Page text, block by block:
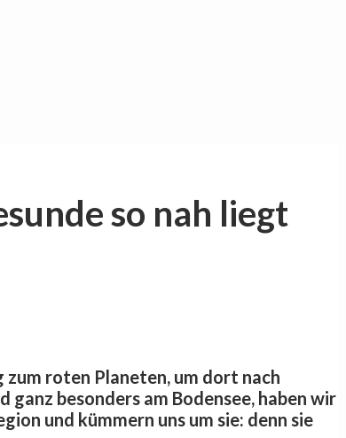
so nah liegt
roten Planeten, um dort nach
ganz besonders am Bodensee, haben wir
und kümmern uns um sie: denn sie